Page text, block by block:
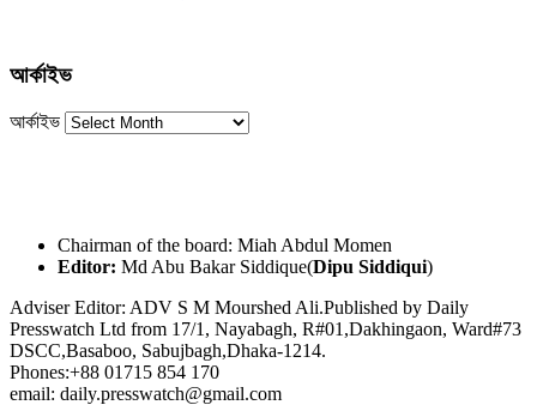
আর্কাইভ
আর্কাইভ
Chairman of the board: Miah Abdul Momen
Editor: Md Abu Bakar Siddique(Dipu Siddiqui)
Adviser Editor: ADV S M Mourshed Ali.Published by Daily
Presswatch Ltd from 17/1, Nayabagh, R#01,Dakhingaon, Ward#73
DSCC,Basaboo, Sabujbagh,Dhaka-1214.
Phones:+88 01715 854 170
email: daily.presswatch@gmail.com